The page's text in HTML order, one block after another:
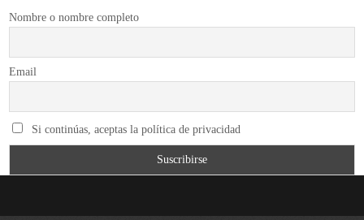
Nombre o nombre completo
Email
Si continúas, aceptas la política de privacidad